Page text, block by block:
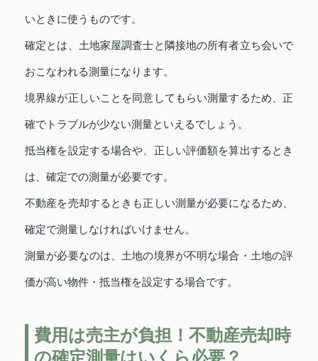
いときに使うものです。
確定とは、土地家屋調査士と隣接地の所有者立ち会いで
おこなわれる測量になります。
境界線が正しいことを同意してもらい測量するため、正
確でトラブルが少ない測量といえるでしょう。
抵当権を設定する場合や、正しい評価額を算出するとき
は、確定での測量が必要です。
不動産を売却するときも正しい測量が必要になるため、
確定で測量しなければいけません。
測量が必要なのは、土地の境界が不明な場合・土地の評
価が高い物件・抵当権を設定する場合です。
費用は売主が負担！不動産売却時